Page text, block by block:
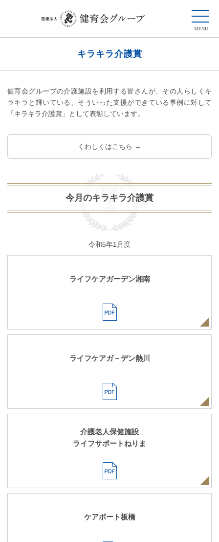
キラキラ介護賞
健育会グループの介護施設を利用する皆さんが、その人らしくキ
ラキラと輝いている、そういった支援ができている事例に対して
「キラキラ介護賞」として表彰しています。
くわしくはこちら →
今月のキラキラ介護賞
令和5年1月度
ライフケアガーデン湘南
ライフケアガ－デン熱川
介護老人保健施設
ライフサポートねりま
ケアポート板橋